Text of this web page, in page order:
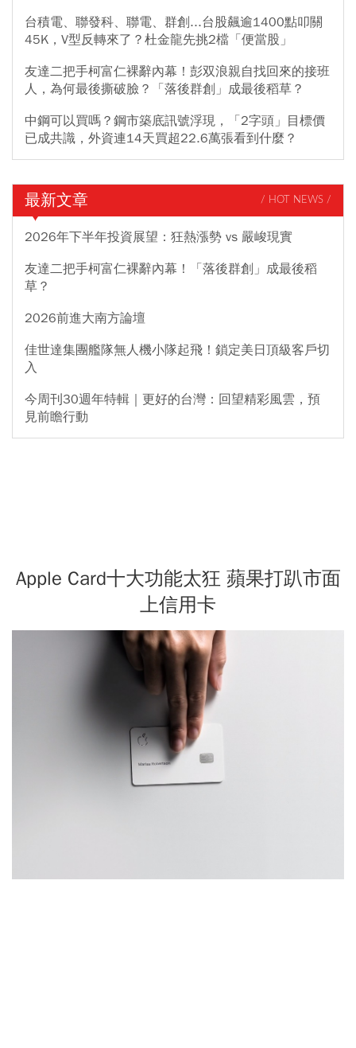
台積電、聯發科、聯電、群創...台股飆逾1400點叩關
45K，V型反轉來了？杜金龍先挑2檔「便當股」
友達二把手柯富仁裸辭內幕！彭双浪親自找回來的接班
人，為何最後撕破臉？「落後群創」成最後稻草？
中鋼可以買嗎？鋼市築底訊號浮現，「2字頭」目標價
已成共識，外資連14天買超22.6萬張看到什麼？
最新文章 / HOT NEWS /
2026年下半年投資展望：狂熱漲勢 vs 嚴峻現實
友達二把手柯富仁裸辭內幕！「落後群創」成最後稻
草？
2026前進大南方論壇
佳世達集團艦隊無人機小隊起飛！鎖定美日頂級客戶切
入
今周刊30週年特輯｜更好的台灣：回望精彩風雲，預
見前瞻行動
Apple Card十大功能太狂 蘋果打趴市面
上信用卡